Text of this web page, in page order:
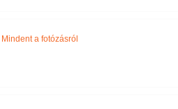
Mindent a fotózásról